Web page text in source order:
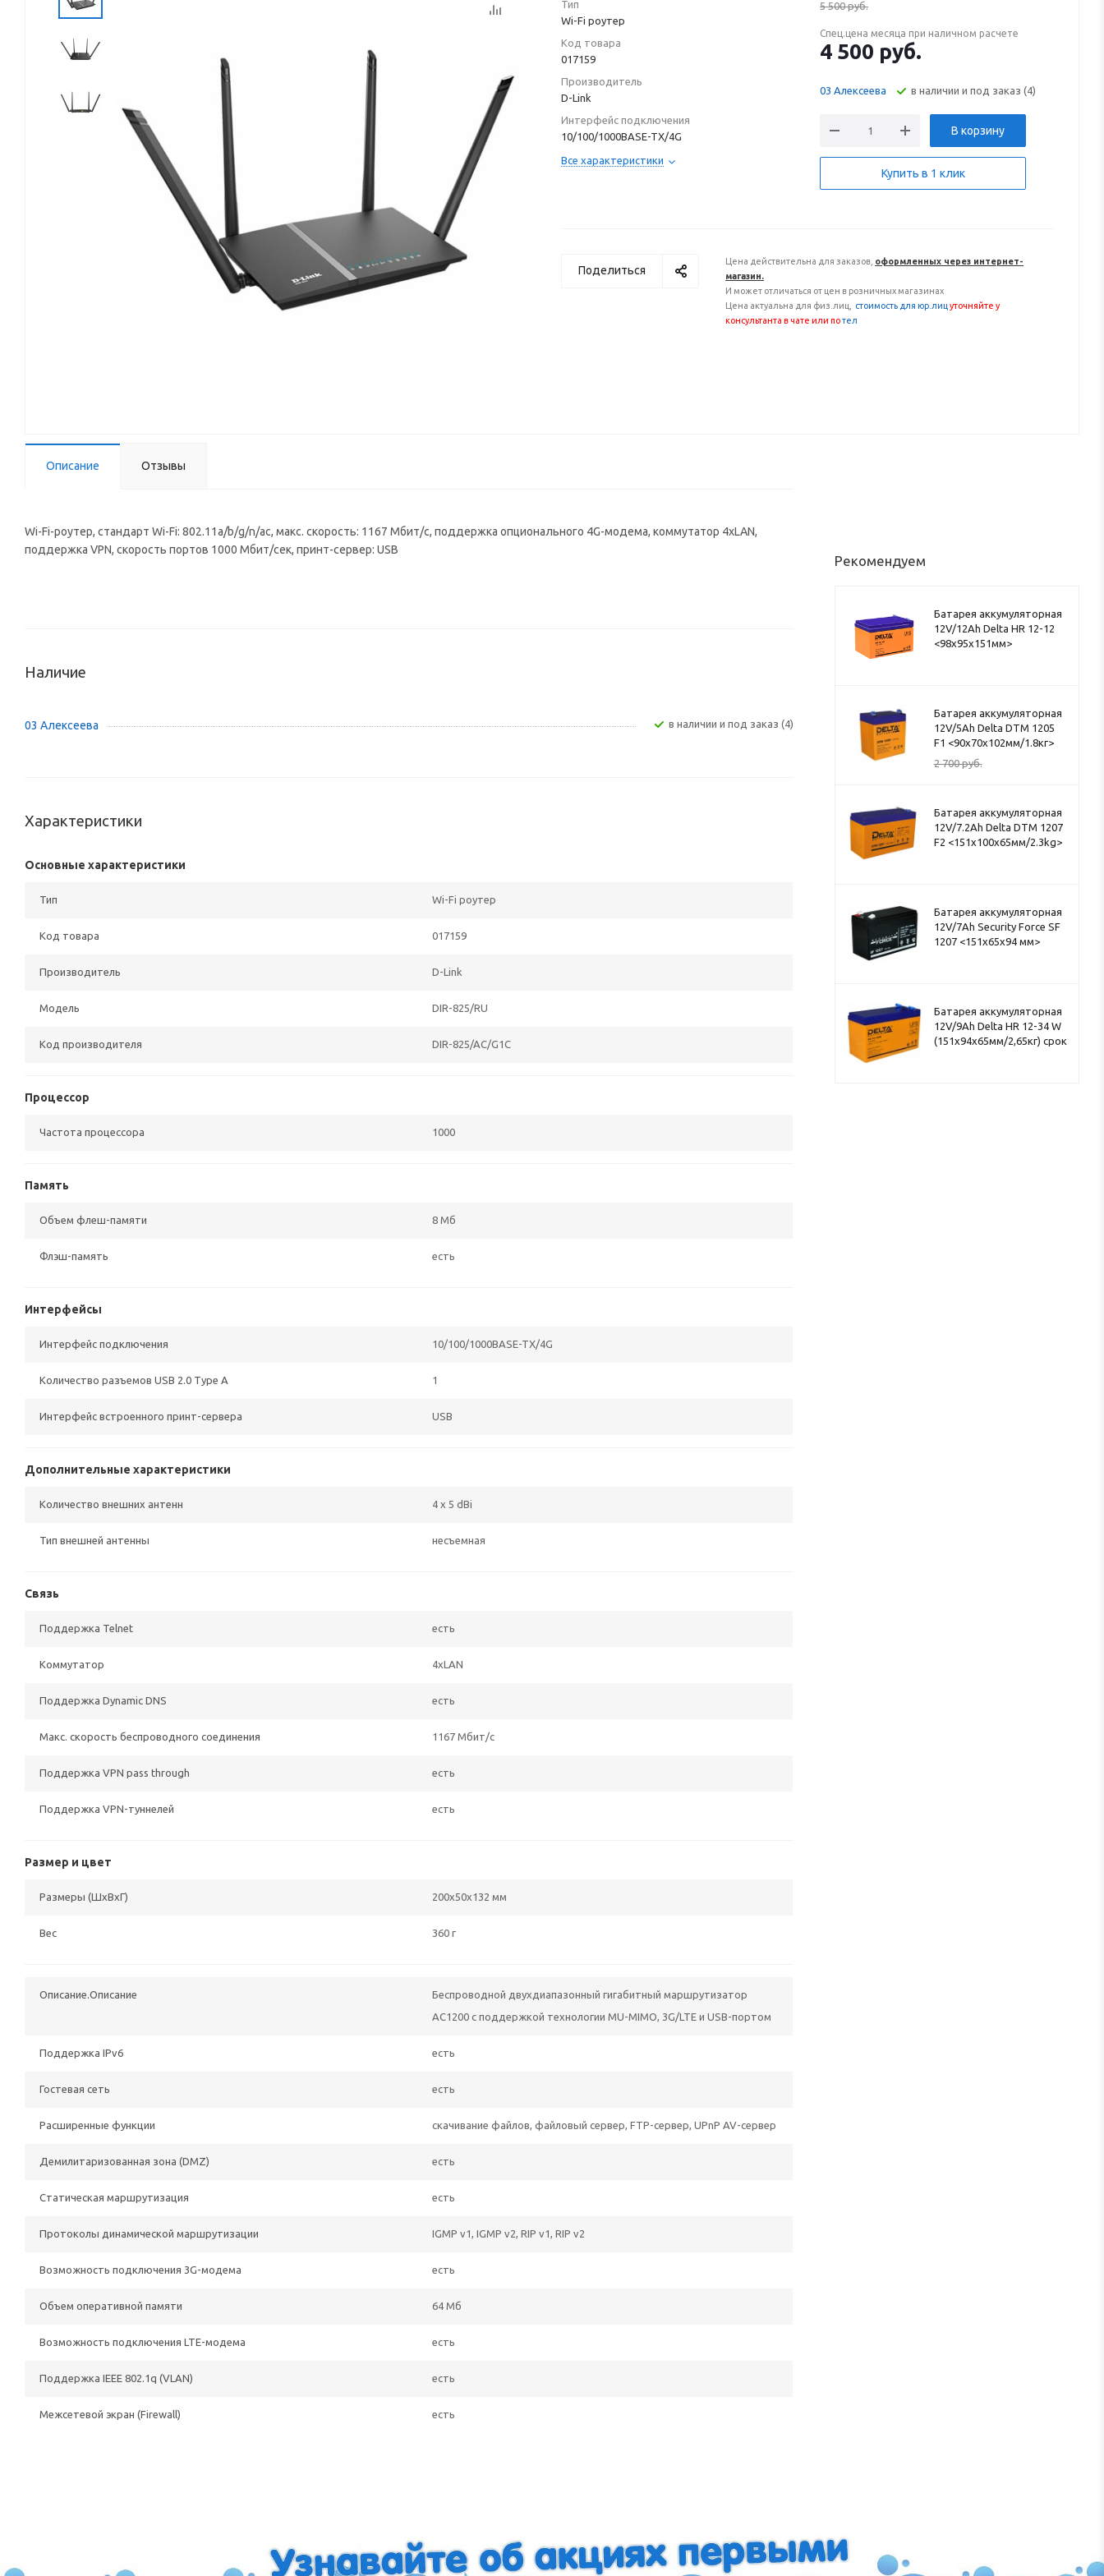
Тип
Wi-Fi роутер
Код товара
017159
Производитель
D-Link
Интерфейс подключения
10/100/1000BASE-TX/4G
Все характеристики
5 500руб.
Спец.цена месяца при наличном расчете
4 500 руб.
03 Алексеева В наличии и под заказ (4)
В корзину
Купить в 1 клик
Поделиться
Цена действительна для заказов, оформленных через интернет-
магазин.
И может отличаться от цен в розничных магазинах
Цена актуальна для физ.лиц,
стоимость для юр.лиц уточняйте у
консультанта в чате или потел
Описание Отзывы
Wi-Fi-роутер, стандарт Wi-Fi: 802.11a/b/g/n/ac, макс. скорость: 1167 Мбит/с, поддержка опционального 4G-модема, коммутатор 4xLAN,
поддержка VPN, скорость портов 1000 Мбит/сек, принт-сервер: USB
Наличие
03 Алексеева В наличии и под заказ (4)
Характеристики
Основные характеристики
Тип Wi-Fi роутер
Код товара 017159
Производитель D-Link
Модель DIR-825/RU
Код производителя DIR-825/AC/G1C
Процессор
Частота процессора 1000
Память
Объем флеш-памяти 8 Мб
Флэш-память есть
Интерфейсы
Интерфейс подключения 10/100/1000BASE-TX/4G
Количество разъемов USB 2.0 Type A 1
Интерфейс встроенного принт-сервера USB
Дополнительные характеристики
Количество внешних антенн 4 x 5 dBi
Тип внешней антенны несъемная
Связь
Поддержка Telnet есть
Коммутатор 4xLAN
Поддержка Dynamic DNS есть
Макс. скорость беспроводного соединения 1167 Мбит/с
Поддержка VPN pass through есть
Поддержка VPN-туннелей есть
Размер и цвет
Размеры (ШхВxГ) 200x50x132 мм
Вес 360 г
Описание.Описание
Беспроводной двухдиапазонный гигабитный маршрутизатор
AC1200 с поддержкой технологии MU-MIMO, 3G/LTE и USB-портом
Поддержка IPv6 есть
Гостевая сеть есть
Расширенные функции скачивание файлов, файловый сервер, FTP-сервер, UPnP AV-сервер
Демилитаризованная зона (DMZ) есть
Статическая маршрутизация есть
Протоколы динамической маршрутизации IGMP v1, IGMP v2, RIP v1, RIP v2
Возможность подключения 3G-модема есть
Объем оперативной памяти 64 Мб
Возможность подключения LTE-модема есть
Поддержка IEEE 802.1q (VLAN) есть
Межсетевой экран (Firewall) есть
Рекомендуем
Батарея аккумуляторная
12V/12Ah Delta HR 12-12
<98x95x151мм>
Батарея аккумуляторная
12V/5Ah Delta DTM 1205
F1 <90x70x102мм/1.8кг>
2 700руб.
Батарея аккумуляторная
12V/7.2Ah Delta DTM 1207
F2 <151x100x65мм/2.3kg>
Батарея аккумуляторная
12V/7Ah Security Force SF
1207 <151x65x94 мм>
Батарея аккумуляторная
12V/9Ah Delta HR 12-34 W
(151x94x65мм/2,65кг) срок